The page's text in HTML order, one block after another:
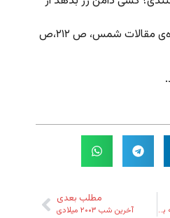
خمی از شراب ربانی، گزیده‌ی مقالات شمس، ص ۲۱۲،‌ص
زلفِ‌ خود را شانه‌ کردی،‌ شانه بوی گل گرفت
مطلب بعدی
آخرین شب ۲۰۰۳ میلادی